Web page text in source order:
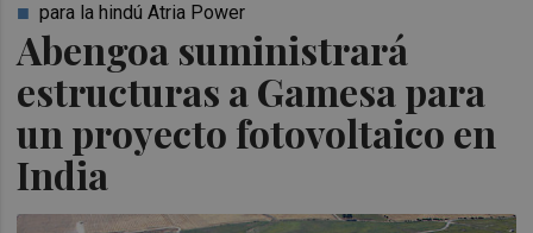
Abengoa suministrará
estructuras a Gamesa para
un proyecto fotovoltaico en
India
para la hindú Atria Power